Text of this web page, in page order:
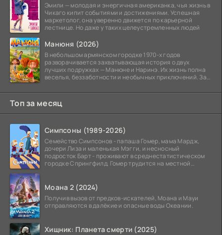
Эмили — молодая и энергичная американка, чья жизнь в
Чикаго кипит событиями и достижениями. Успешная
маркетолог, она уверенно движется по карьерной
лестнице. Но даже у таких целеустремленных людей
Манюня (2026)
В небольшом армянском городке 1970-х годов
разворачивается захватывающая история о двух
лучших подружках — Манюне и Наринэ. Их жизнь полна
веселья, беззаботности и необычных приключений. За
Топ за месяц
Симпсоны (1989-2026)
Семейство Симпсонов - папаша Гомер, мама Мардж,
дочери Лиза и маленькая Мэгги, и несносный
подросток Барт - проживают в среднестатистическом
городке Спрингфилд. Гомер трудится на местной
Моана 2 (2024)
Получив вызов от предков-искателей, Моана и Мауи
отправляются в далёкие и опасные воды Океании.
Хищник: Планета смерти (2025)